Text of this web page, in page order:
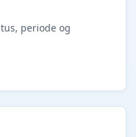
periode og